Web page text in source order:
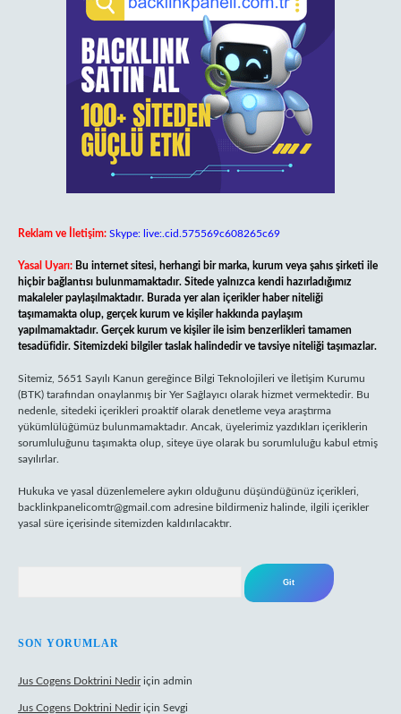
Reklam ve İletişim: Skype: live:.cid.575569c608265c69
Yasal Uyarı: Bu internet sitesi, herhangi bir marka, kurum veya şahıs şirketi ile
hiçbir bağlantısı bulunmamaktadır. Sitede yalnızca kendi hazırladığımız
makaleler paylaşılmaktadır. Burada yer alan içerikler haber niteliği
taşımamakta olup, gerçek kurum ve kişiler hakkında paylaşım
yapılmamaktadır. Gerçek kurum ve kişiler ile isim benzerlikleri tamamen
tesadüfidir. Sitemizdeki bilgiler taslak halindedir ve tavsiye niteliği taşımazlar.
Sitemiz, 5651 Sayılı Kanun gereğince Bilgi Teknolojileri ve İletişim Kurumu
(BTK) tarafından onaylanmış bir Yer Sağlayıcı olarak hizmet vermektedir. Bu
nedenle, sitedeki içerikleri proaktif olarak denetleme veya araştırma
yükümlülüğümüz bulunmamaktadır. Ancak, üyelerimiz yazdıkları içeriklerin
sorumluluğunu taşımakta olup, siteye üye olarak bu sorumluluğu kabul etmiş
sayılırlar.
Hukuka ve yasal düzenlemelere aykırı olduğunu düşündüğünüz içerikleri,
backlinkpanelicomtr@gmail.com adresine bildirmeniz halinde, ilgili içerikler
yasal süre içerisinde sitemizden kaldırılacaktır.
SON YORUMLAR
Jus Cogens Doktrini Nediriçin admin
Jus Cogens Doktrini Nediriçin Sevgi